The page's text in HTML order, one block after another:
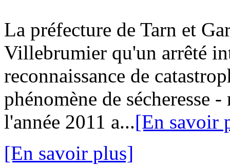
La préfecture de Tarn et
Villebrumier qu'un arrêté
reconnaissance de
phénomène de sécheresse
l'année 2011 a...[En savoir
[En savoir plus]